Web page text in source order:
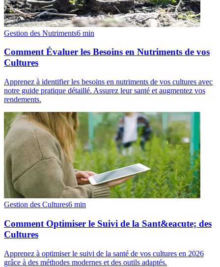
Gestion des Nutriments6 min
Comment Évaluer les Besoins en Nutriments de vos
Cultures
Apprenez à identifier les besoins en nutriments de vos cultures avec
notre guide pratique détaillé. Assurez leur santé et augmentez vos
rendements.
Gestion des Cultures6 min
Comment Optimiser le Suivi de la Sant&eacute; des
Cultures
Apprenez à optimiser le suivi de la santé de vos cultures en 2026
grâce à des méthodes modernes et des outils adaptés.